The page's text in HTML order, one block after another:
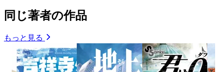
同じ著者の作品
もっと見る